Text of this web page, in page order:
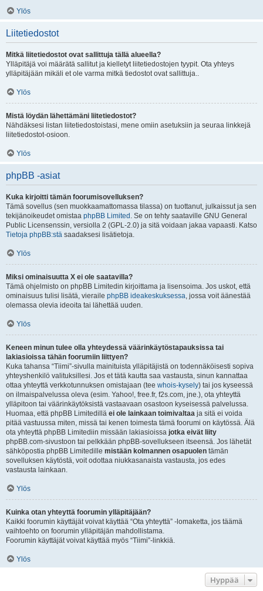
Ylös
Liitetiedostot
Mitkä liitetiedostot ovat sallittuja tällä alueella?
Ylläpitäjä voi määrätä sallitut ja kielletyt liitetiedostojen tyypit. Ota yhteys
ylläpitäjään mikäli et ole varma mitkä tiedostot ovat sallittuja..
Ylös
Mistä löydän lähettämäni liitetiedostot?
Nähdäksesi listan liitetiedostoistasi, mene omiin asetuksiin ja seuraa linkkejä
liitetiedostot-osioon.
Ylös
phpBB -asiat
Kuka kirjoitti tämän foorumisovelluksen?
Tämä sovellus (sen muokkaamattomassa tilassa) on tuottanut, julkaissut ja sen
tekijänoikeudet omistaa phpBB Limited . Se on tehty saataville GNU General
Public Licensenssin, versiolla 2 (GPL-2.0) ja sitä voidaan jakaa vapaasti. Katso
Tietoja phpBB:stä saadaksesi lisätietoja.
Ylös
Miksi ominaisuutta X ei ole saatavilla?
Tämä ohjelmisto on phpBB Limitedin kirjoittama ja lisensoima. Jos uskot, että
ominaisuus tulisi lisätä, vieraile phpBB ideakeskuksessa, jossa voit äänestää
olemassa olevia ideoita tai lähettää uuden.
Ylös
Keneen minun tulee olla yhteydessä väärinkäytöstapauksissa tai
lakiasioissa tähän foorumiin liittyen?
Kuka tahansa “Tiimi”-sivulla mainituista ylläpitäjistä on todennäköisesti sopiva
yhteyshenkilö valituksillesi. Jos et tätä kautta saa vastausta, sinun kannattaa
ottaa yhteyttä verkkotunnuksen omistajaan (tee whois-kysely) tai jos kyseessä
on ilmaispalvelussa oleva (esim. Yahoo!, free.fr, f2s.com, jne.), ota yhteyttä
ylläpitoon tai väärinkäytöksistä vastaavaan osastoon kyseisessä palvelussa.
Huomaa, että phpBB Limitedillä ei ole lainkaan toimivaltaa ja sitä ei voida
pitää vastuussa miten, missä tai kenen toimesta tämä foorumi on käytössä. Älä
ota yhteyttä phpBB Limitediin missään lakiasioissa jotka eivät liity
phpBB.com-sivustoon tai pelkkään phpBB-sovellukseen itseensä. Jos lähetät
sähköpostia phpBB Limitedille mistään kolmannen osapuolen tämän
sovelluksen käytöstä, voit odottaa niukkasanaista vastausta, jos edes
vastausta lainkaan.
Ylös
Kuinka otan yhteyttä foorumin ylläpitäjään?
Kaikki foorumin käyttäjät voivat käyttää “Ota yhteyttä” -lomaketta, jos täämä
vaihtoehto on foorumin ylläpitäjän mahdollistama.
Foorumin käyttäjät voivat käyttää myös “Tiimi”-linkkiä.
Ylös
Hyppää